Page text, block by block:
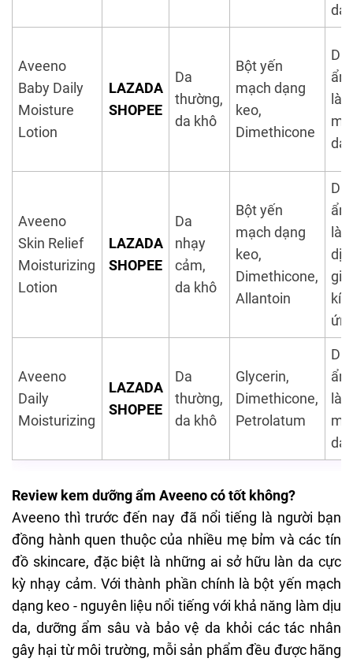
da
Aveeno
Baby Daily
Moisture
Lotion
LAZADA
SHOPEE
Da
thường,
da khô
Bột yến
mạch dạng
keo,
Dimethicone
da
Aveeno
Skin Relief
Moisturizing
Lotion
LAZADA
SHOPEE
Da
nhạy
cảm,
da khô
Bột yến
mạch dạng
keo,
Dimethicone,
Allantoin
dịu
Aveeno
Daily
Moisturizing
LAZADA
SHOPEE
Da
thường,
da khô
Glycerin,
Dimethicone,
Petrolatum
da
Review kem dưỡng ẩm Aveeno có tốt không?
Aveeno thì trước đến nay đã nổi tiếng là người bạn
đồng hành quen thuộc của nhiều mẹ bỉm và các tín
đồ skincare, đặc biệt là những ai sở hữu làn da cực
kỳ nhạy cảm. Với thành phần chính là bột yến mạch
dạng keo - nguyên liệu nổi tiếng với khả năng làm dịu
da, dưỡng ẩm sâu và bảo vệ da khỏi các tác nhân
gây hại từ môi trường, mỗi sản phẩm đều được hãng